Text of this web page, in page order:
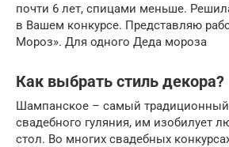
почти 6 лет, спицами меньше.
в Вашем конкурсе. Представляю
Мороз». Для одного Деда мороза
Как выбрать стиль декора?
Шампанское – самый традиционный
свадебного гуляния, им изобилует
стол. Во многих свадебных